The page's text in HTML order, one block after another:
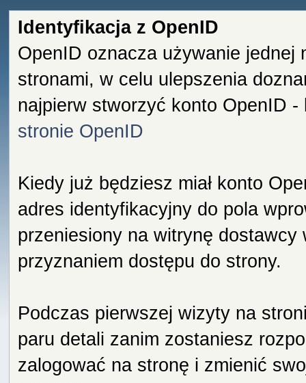
Identyfikacja z OpenID
OpenID oznacza używanie
stronami, w celu ulepszenia
najpierw stworzyć konto OpenID
stronie OpenID
Kiedy już będziesz miał konto
adres identyfikacyjny do pola
przeniesiony na witrynę
przyznaniem dostępu do strony.
Podczas pierwszej wizyty na
paru detali zanim zostaniesz
zalogować na stronę i zmienić